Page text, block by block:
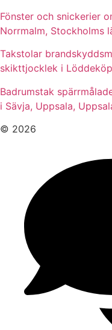
Fönster och snickerier
Norrmalm, Stockholms
Takstolar
skikttjocklek i
Badrumstak
i Sävja, Uppsala,
© 2026